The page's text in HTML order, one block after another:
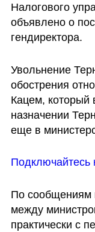
Налогового
объявлено о
гендиректора.
Увольнение
обострения
Кацем, который
назначении
еще в
Подключайтесь
По сообщениям
между
практически с